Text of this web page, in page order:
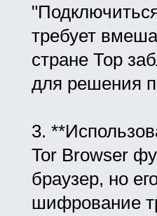
требует
стране Тор
для решения
3.
Tor Browser
браузер, но
шифрование